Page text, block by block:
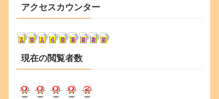
カ
イ
アクセスカウンター
現在の閲覧者数